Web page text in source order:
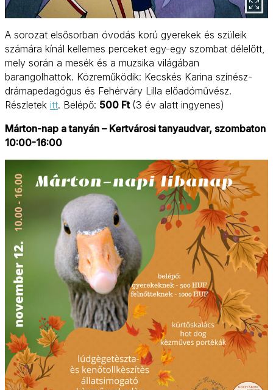
A sorozat elsősorban óvodás korú gyerekek és szüleik
számára kínál kellemes perceket egy-egy szombat délelőtt,
mely során a mesék és a muzsika világában
barangolhattok. Közreműködik: Kecskés Karina színész-
drámapedagógus és Fehérváry Lilla előadóművész.
Részletek itt. Belépő: 500 Ft (3 év alatt ingyenes)
Márton-nap a tanyán – Kertvárosi tanyaudvar, szombaton
10:00-16:00